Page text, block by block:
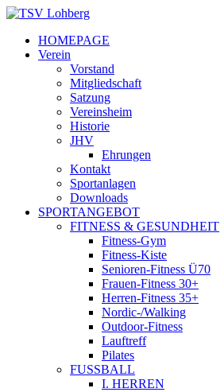
HOMEPAGE
Verein
Vorstand
Mitgliedschaft
Satzung
Vereinsheim
Historie
JHV
Ehrungen
Kontakt
Sportanlagen
Downloads
SPORTANGEBOT
FITNESS & GESUNDHEIT
Fitness-Gym
Fitness-Kiste
Senioren-Fitness Ü70
Frauen-Fitness 30+
Herren-Fitness 35+
Nordic-/Walking
Outdoor-Fitness
Lauftreff
Pilates
FUSSBALL
I. HERREN